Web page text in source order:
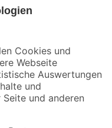
mehr verpassen!